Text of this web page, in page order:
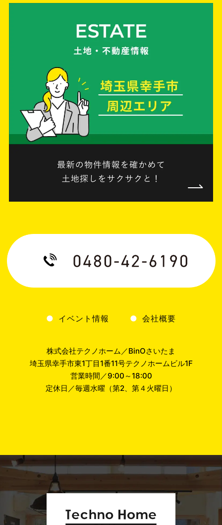
イベント情報 会社概要
株式会社テクノホーム／BinOさいたま
埼玉県幸手市東1丁目1番11号テクノホームビル1F
営業時間／9:00～18:00
定休日／毎週水曜（第2、第４火曜日）